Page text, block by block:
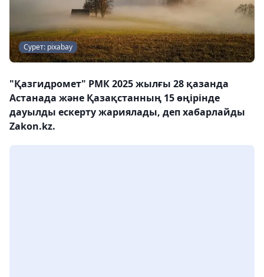
Сурет: pixabay
"Қазгидромет" РМК 2025 жылғы 28 қазанда
Астанада және Қазақстанның 15 өңірінде
дауылды ескерту жариялады, деп хабарлайды
Zakon.kz.